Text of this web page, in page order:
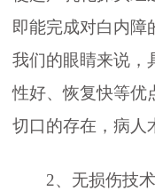
即能完成对白内障
我们的眼睛来说，
性好、恢复快等优
切口的存在，病人
2、无损伤技术